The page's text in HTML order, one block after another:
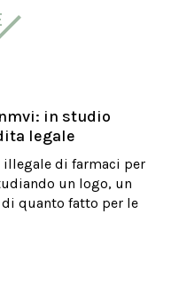
in studio
legale
illegale di farmaci per
un logo, un
quanto fatto per le